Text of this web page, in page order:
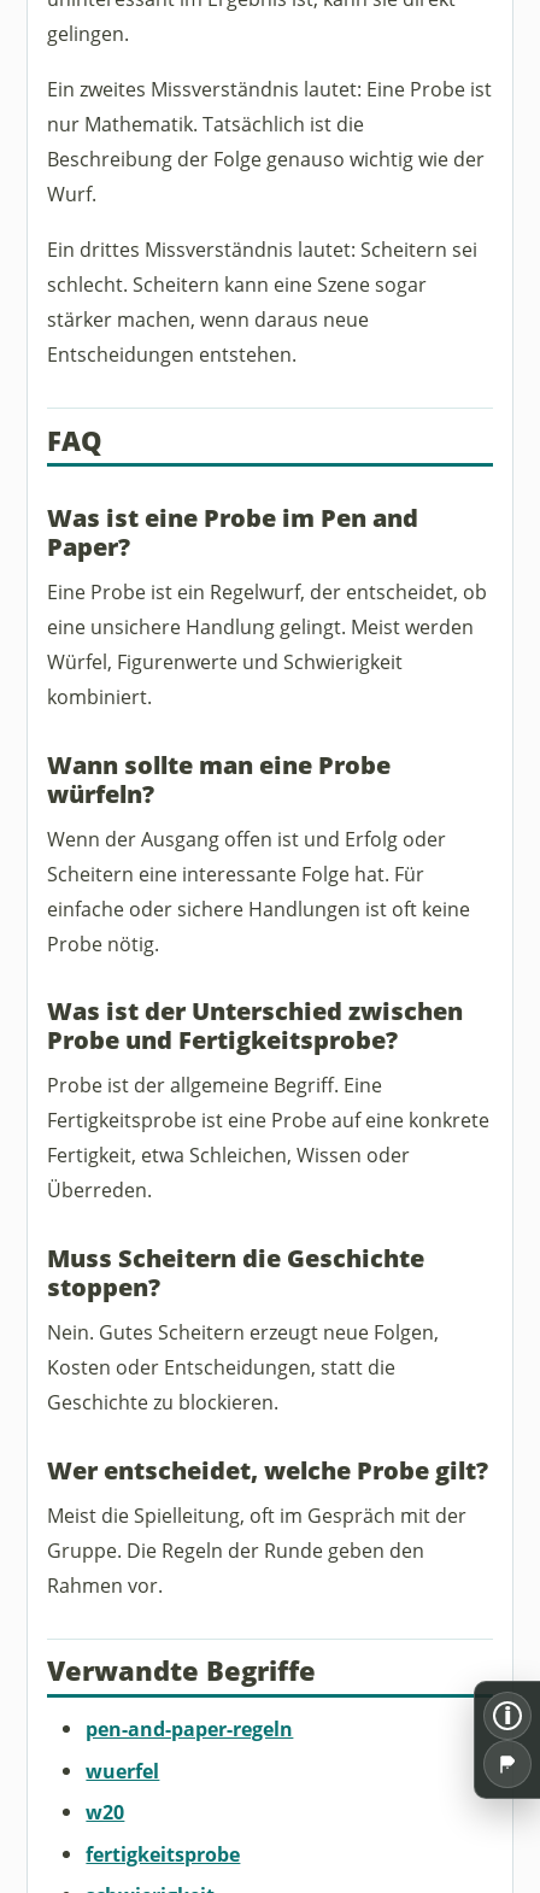
gelingen.
Ein zweites Missverständnis lautet: Eine Probe ist
nur Mathematik. Tatsächlich ist die
Beschreibung der Folge genauso wichtig wie der
Wurf.
Ein drittes Missverständnis lautet: Scheitern sei
schlecht. Scheitern kann eine Szene sogar
stärker machen, wenn daraus neue
Entscheidungen entstehen.
FAQ
Was ist eine Probe im Pen and
Paper?
Eine Probe ist ein Regelwurf, der entscheidet, ob
eine unsichere Handlung gelingt. Meist werden
Würfel, Figurenwerte und Schwierigkeit
kombiniert.
Wann sollte man eine Probe
würfeln?
Wenn der Ausgang offen ist und Erfolg oder
Scheitern eine interessante Folge hat. Für
einfache oder sichere Handlungen ist oft keine
Probe nötig.
Was ist der Unterschied zwischen
Probe und Fertigkeitsprobe?
Probe ist der allgemeine Begriff. Eine
Fertigkeitsprobe ist eine Probe auf eine konkrete
Fertigkeit, etwa Schleichen, Wissen oder
Überreden.
Muss Scheitern die Geschichte
stoppen?
Nein. Gutes Scheitern erzeugt neue Folgen,
Kosten oder Entscheidungen, statt die
Geschichte zu blockieren.
Wer entscheidet, welche Probe gilt?
Meist die Spielleitung, oft im Gespräch mit der
Gruppe. Die Regeln der Runde geben den
Rahmen vor.
Verwandte Begriffe
pen-and-paper-regeln
wuerfel
w20
fertigkeitsprobe
i